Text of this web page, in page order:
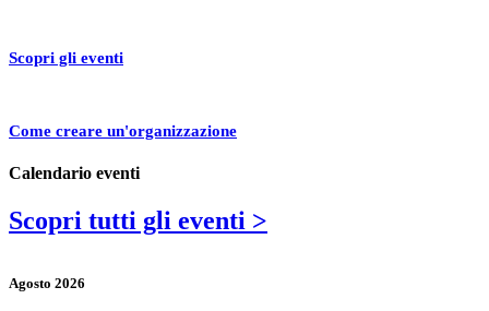
Scopri gli eventi
Come creare un'organizzazione
Calendario eventi
Scopri tutti gli eventi >
Agosto 2026